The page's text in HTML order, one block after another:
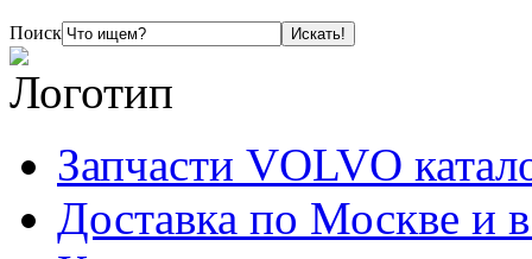
Поиск
Запчасти VOLVO
Доставка по Москве и